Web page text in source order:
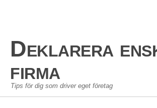
PERSONLIG EKONOMI
GÖRA EN BUDGET
Deklarera
firma
Tips för dig som driver eget företag